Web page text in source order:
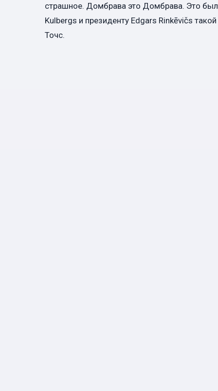
страшное. Домбрава это Домбрава. Это
Kulbergs и президенту Edgars Rinkēvičs
Точс.